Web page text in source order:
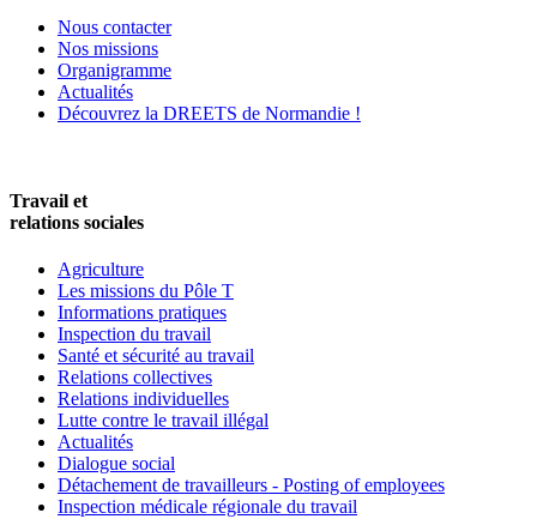
Nous contacter
Nos missions
Organigramme
Actualités
Découvrez la DREETS de Normandie !
Travail et
relations sociales
Agriculture
Les missions du Pôle T
Informations pratiques
Inspection du travail
Santé et sécurité au travail
Relations collectives
Relations individuelles
Lutte contre le travail illégal
Actualités
Dialogue social
Détachement de travailleurs - Posting of employees
Inspection médicale régionale du travail